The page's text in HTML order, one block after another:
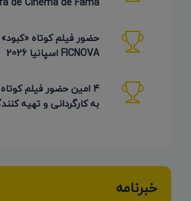
حضور فیلم کوتاه
FICNOVA اسپانیا 2026
4 امین حضور فیلم
به کارگردانی و تهیه
خبرنامه